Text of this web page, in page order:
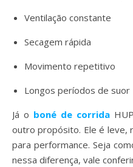
Ventilação constante
Secagem rápida
Movimento repetitivo
Longos períodos de suor
Já o boné de corrida
outro propósito. Ele é leve,
para performance. Seja
nessa diferença, vale